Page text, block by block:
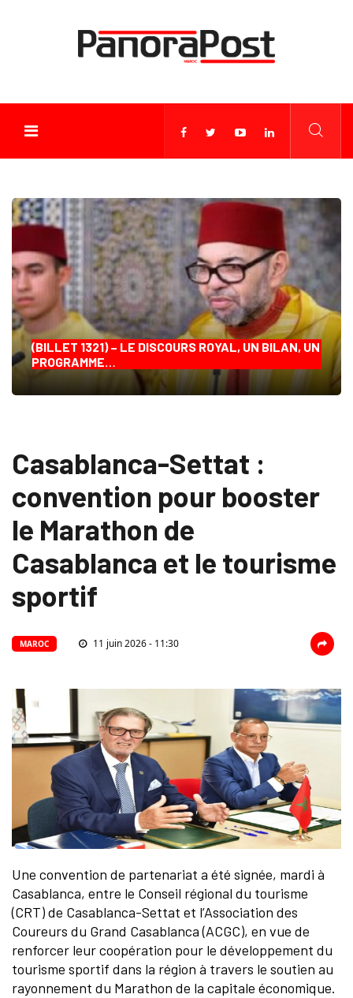
(BILLET 1321) – LE DISCOURS ROYAL, UN BILAN, UN
PROGRAMME…
Casablanca-Settat :
convention pour booster
le Marathon de
Casablanca et le tourisme
sportif
MAROC 11 juin 2026 - 11:30
Une convention de partenariat a été signée, mardi à
Casablanca, entre le Conseil régional du tourisme
(CRT) de Casablanca-Settat et l’Association des
Coureurs du Grand Casablanca (ACGC), en vue de
renforcer leur coopération pour le développement du
tourisme sportif dans la région à travers le soutien au
rayonnement du Marathon de la capitale économique.